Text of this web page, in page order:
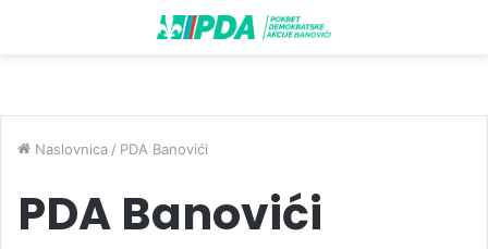
Naslovnica / PDA Banovići
PDA Banovići